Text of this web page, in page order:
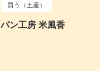
買う（土産）
パン工房 米風香